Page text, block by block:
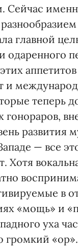
Сейчас
главной
одаренного
аппетитов
и
теперь
развития
— все
Хотя
в
«мощь» и
уха
громкий «ор».